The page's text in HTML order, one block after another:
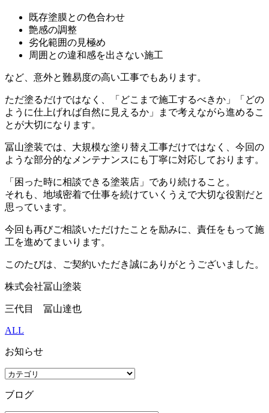
既存塗膜との色合わせ
艶感の調整
劣化範囲の見極め
周囲との違和感を出さない施工
など、意外と難易度の高い工事でもあります。
ただ塗るだけではなく、「どこまで施工するべきか」「どの
ように仕上げれば自然に見えるか」まで考えながら進めるこ
とが大切になります。
冨山塗装では、大規模な塗り替え工事だけではなく、今回の
ような部分的なメンテナンスにも丁寧に対応しております。
「困った時に相談できる塗装店」であり続けること。
それも、地域密着で仕事を続けていくうえで大切な役割だと
思っています。
今回も再びご相談いただけたことを励みに、責任をもって施
工を進めてまいります。
このたびは、ご契約いただき誠にありがとうございました。
株式会社冨山塗装
三代目 冨山達也
ALL
お知らせ
ブログ